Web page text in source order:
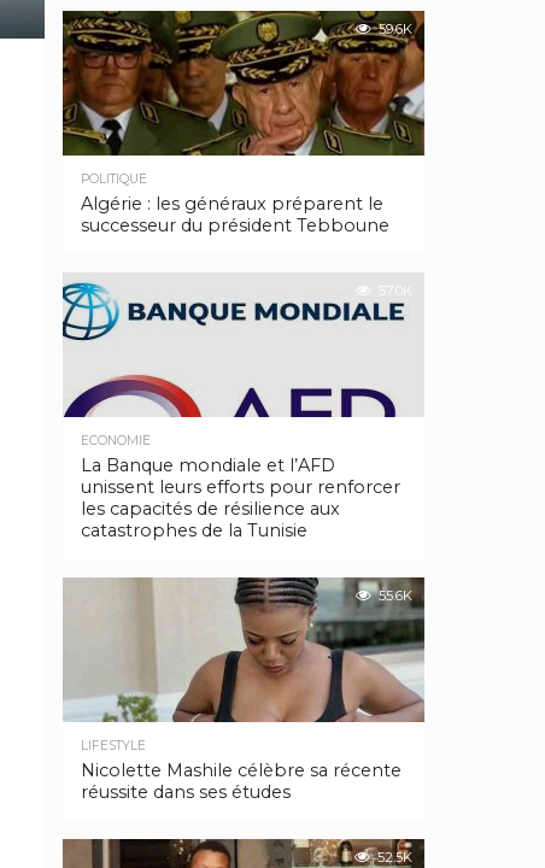
59.6K
POLITIQUE
Algérie : les généraux préparent le
successeur du président Tebboune
57.0K
ECONOMIE
La Banque mondiale et l’AFD
unissent leurs efforts pour renforcer
les capacités de résilience aux
catastrophes de la Tunisie
55.6K
LIFESTYLE
Nicolette Mashile célèbre sa récente
réussite dans ses études
52.5K